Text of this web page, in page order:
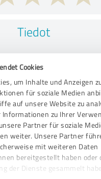
Cookies
um Inhalte und Anzeigen
für soziale Medien
auf unsere Website zu
Informationen zu Ihrer
Partner für soziale
weiter. Unsere Partner
mit weiteren Daten
bereitgestellt haben oder
der Dienste gesammelt
Tiedot
Arvo